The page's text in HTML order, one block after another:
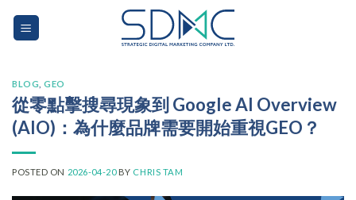
BLOG ,GEO
從零點擊搜尋現象到 Google AI Overview
(AIO)：為什麼品牌需要開始重視GEO？
POSTED ON 2026-04-20BY CHRIS TAM